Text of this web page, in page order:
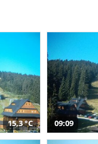
15,3 °C 09:09